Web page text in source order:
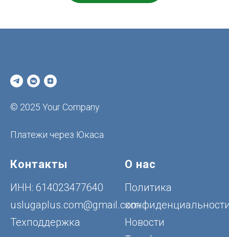
© 2025 Your Company
Платежи через Юкаса
Контакты
ИНН: 614023477640
uslugaplus.com@gmail.com
Техподдержка
О нас
Политика
Новости